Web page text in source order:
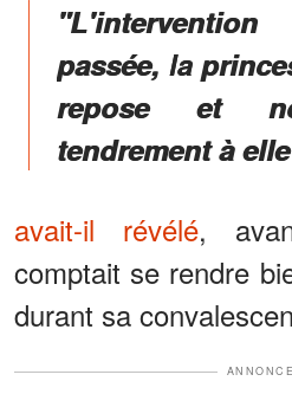
passée, la
repose et
tendrement à
avait-il révélé,
comptait se rendre
durant sa